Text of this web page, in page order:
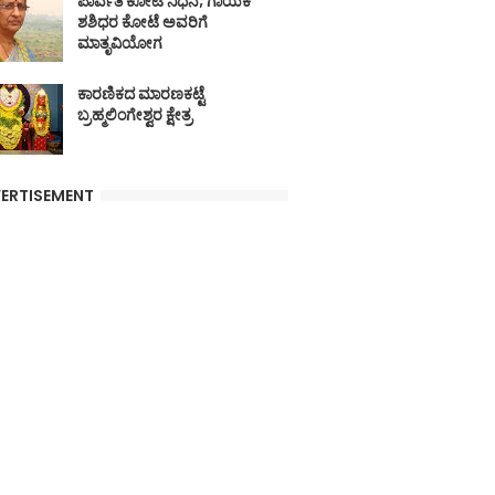
ಶಶಿಧರ ಕೋಟೆ ಅವರಿಗೆ
ಮಾತೃವಿಯೋಗ
ಕಾರಣಿಕದ ಮಾರಣಕಟ್ಟೆ
ಬ್ರಹ್ಮಲಿಂಗೇಶ್ವರ ಕ್ಷೇತ್ರ